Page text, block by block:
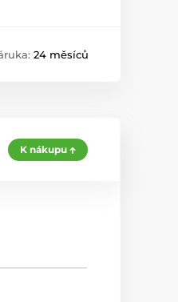
24 měsíců
K nákupu